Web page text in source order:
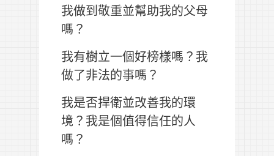
我做到敬重並幫助我的父母
嗎？
我有樹立一個好榜樣嗎？我
做了非法的事嗎？
我是否捍衛並改善我的環
境？我是個值得信任的人
嗎？